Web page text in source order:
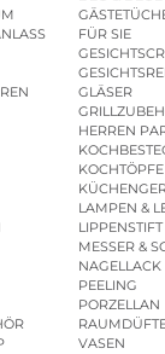
FÜR SIE
GLÄSER
HERREN
KOCHTÖPFE
LAMPEN &
LIPPENSTIFT
MESSER &
NAGELLACK
PEELING
PORZELLAN
VASEN